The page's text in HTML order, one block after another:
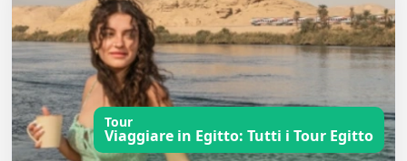
Tour
Viaggiare in Egitto: Tutti i Tour Egitto